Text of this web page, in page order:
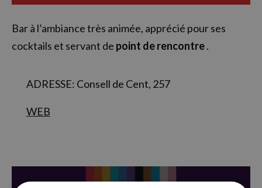
Bar à l’ambiance très animée, apprécié pour ses
cocktails et servant de point de rencontre.
ADRESSE: Consell de Cent, 257
WEB